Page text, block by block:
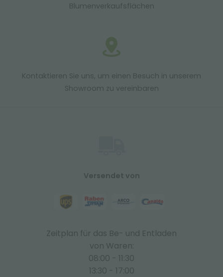
Blumenverkaufsflächen
Kontaktieren Sie uns, um einen Besuch in unserem
Showroom zu vereinbaren
Versendet von
Zeitplan für das Be- und Entladen
von Waren:
08:00 - 11:30
13:30 - 17:00